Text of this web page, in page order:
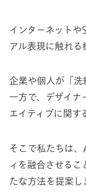
インターネットや
アル表現に触れる
企業や個人が「洗
一方で、デザイナ
エイティブに関す
そこで私たちは、
ィを融合させる
たな方法を提案し